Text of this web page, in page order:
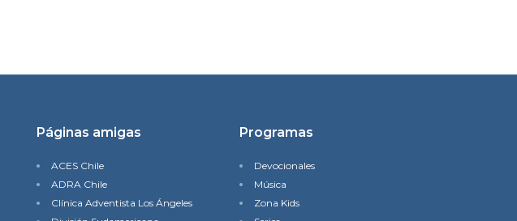
Páginas amigas
ACES Chile
ADRA Chile
Clínica Adventista Los Ángeles
Programas
Devocionales
Música
Zona Kids